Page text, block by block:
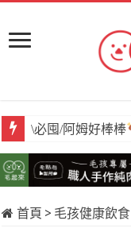
\必囤/阿姆好棒棒
首頁 > 毛孩健康飲食